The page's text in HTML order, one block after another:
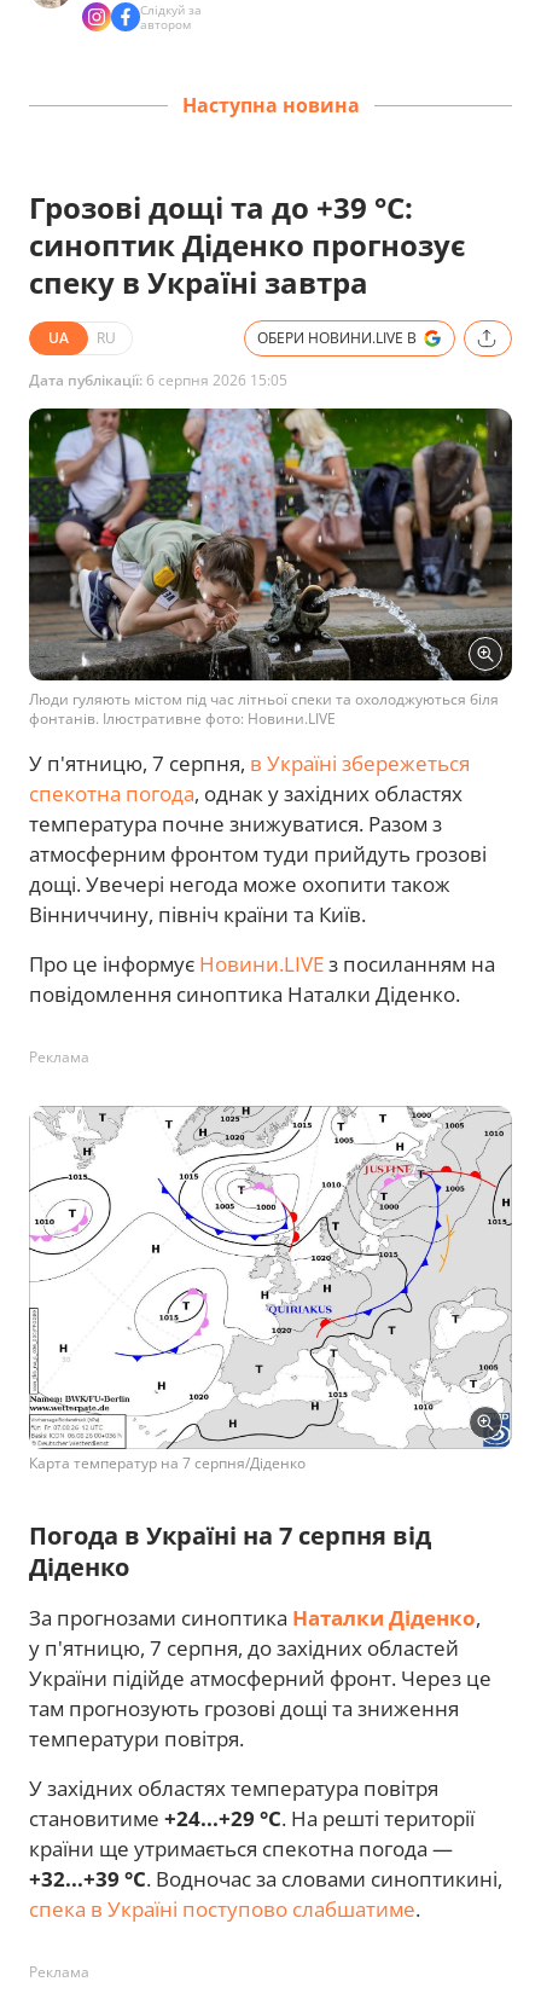
Слідкуй за
автором
Наступна новина
Грозові дощі та до +39 °С:
синоптик Діденко прогнозує
спеку в Україні завтра
UA RU ОБЕРИ НОВИНИ.LIVE В
Дата публікації: 6 серпня 2026 15:05
Люди гуляють містом під час літньої спеки та охолоджуються біля
фонтанів. Ілюстративне фото: Новини.LIVE
У п'ятницю, 7 серпня, в Україні збережеться
спекотна погода, однак у західних областях
температура почне знижуватися. Разом з
атмосферним фронтом туди прийдуть грозові
дощі. Увечері негода може охопити також
Вінниччину, північ країни та Київ.
Про це інформує Новини.LIVEз посиланням на
повідомлення синоптика Наталки Діденко.
Реклама
Карта температур на 7 серпня/Діденко
Погода в Україні на 7 серпня від
Діденко
За прогнозами синоптика Наталки Діденко,
у п'ятницю, 7 серпня, до західних областей
України підійде атмосферний фронт. Через це
там прогнозують грозові дощі та зниження
температури повітря.
У західних областях температура повітря
становитиме +24...+29 °C. На решті території
країни ще утримається спекотна погода —
+32...+39 °C. Водночас за словами синоптикині,
спека в Україні поступово слабшатиме.
Реклама